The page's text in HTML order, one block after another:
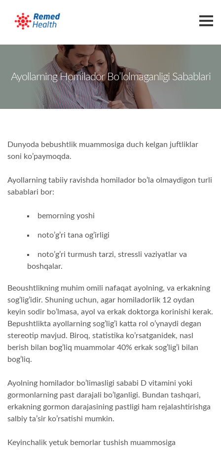
Muolajalar
Bepushtlikni Davolash
Embrion Ehsoni
Blog
Savollar?
Biz Haqimizda
Ayollarning Homilador Bo’lolmaganligi Sabablari
Dunyoda bebushtlik muammosiga duch kelgan juftliklar
soni ko’paymoqda.
Ayollarning tabiiy ravishda homilador bo’la olmaydigon turli
sabablari bor:
bemorning yoshi
noto’g’ri tana og’irligi
noto’g’ri turmush tarzi, stressli vaziyatlar va
boshqalar.
Beoushtlikning muhim omili nafaqat ayolning, va erkakning
sog’lig’idir. Shuning uchun, agar homiladorlik 12 oydan
keyin sodir bo’lmasa, ayol va erkak doktorga korinishi kerak.
Bepushtlikta ayollarning sog’lig’i katta rol o’ynaydi degan
stereotip mavjud. Biroq, statistika ko’rsatganidek, nasl
berish bilan bog’liq muammolar 40% erkak sog’lig’i bilan
bog’liq.
Ayolning homilador bo’limasligi sababi D vitamini yoki
gormonlarning past darajali bo’lganligi. Bundan tashqari,
erkakning gormon darajasining pastligi ham rejalashtirishga
salbiy ta’sir ko’rsatishi mumkin.
Keyinchalik yetuk bemorlar tushish muammosiga